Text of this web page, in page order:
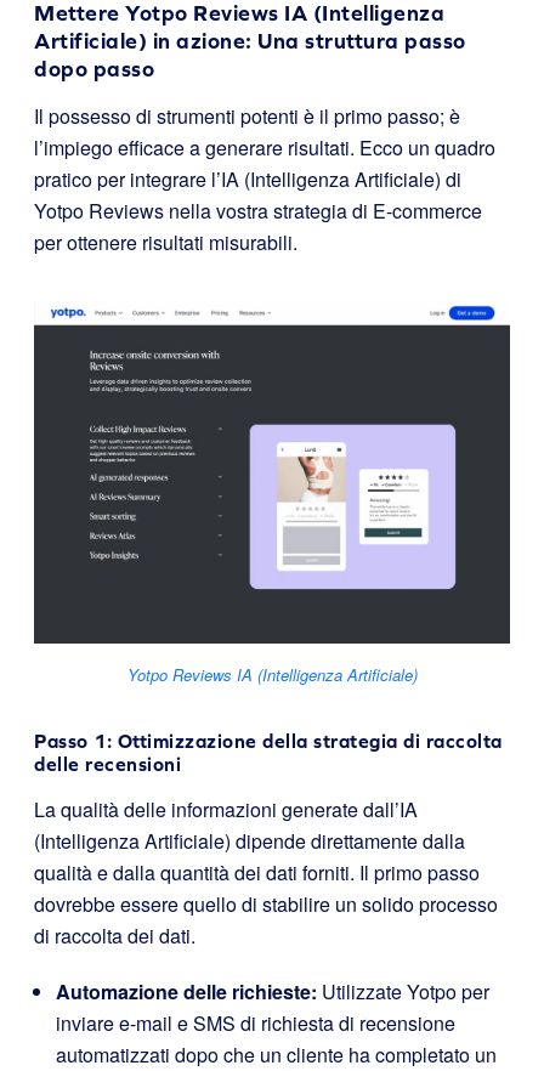
Mettere Yotpo Reviews IA (Intelligenza
Artificiale) in azione: Una struttura passo
dopo passo
Il possesso di strumenti potenti è il primo passo; è
l’impiego efficace a generare risultati. Ecco un quadro
pratico per integrare l’IA (Intelligenza Artificiale) di
Yotpo Reviews nella vostra strategia di E-commerce
per ottenere risultati misurabili.
Yotpo Reviews IA (Intelligenza Artificiale)
Passo 1: Ottimizzazione della strategia di raccolta
delle recensioni
La qualità delle informazioni generate dall’IA
(Intelligenza Artificiale) dipende direttamente dalla
qualità e dalla quantità dei dati forniti. Il primo passo
dovrebbe essere quello di stabilire un solido processo
di raccolta dei dati.
Automazione delle richieste: Utilizzate Yotpo per
inviare e-mail e SMS di richiesta di recensione
automatizzati dopo che un cliente ha completato un